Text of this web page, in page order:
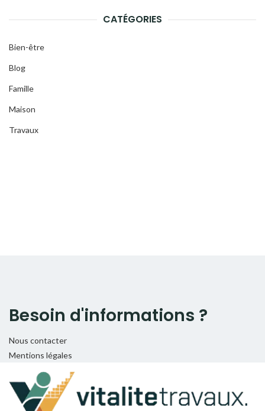
CATÉGORIES
Bien-être
Blog
Famille
Maison
Travaux
Besoin d'informations ?
Nous contacter
Mentions légales